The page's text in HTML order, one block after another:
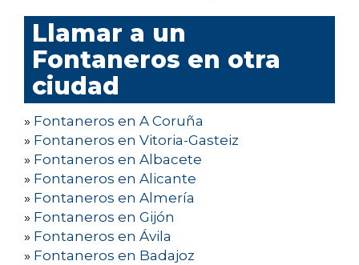
Llamar a un
Fontaneros en otra
ciudad
» Fontaneros en A Coruña
» Fontaneros en Vitoria-Gasteiz
» Fontaneros en Albacete
» Fontaneros en Alicante
» Fontaneros en Almería
» Fontaneros en Gijón
» Fontaneros en Ávila
» Fontaneros en Badajoz